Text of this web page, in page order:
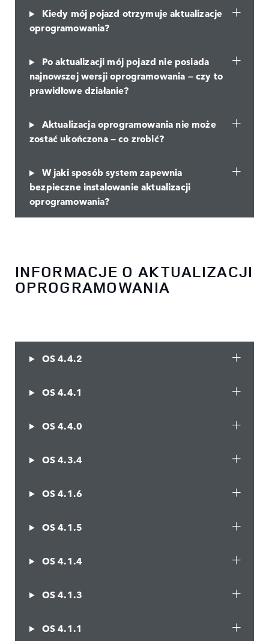
Kiedy mój pojazd otrzymuje aktualizacje
oprogramowania?
Po aktualizacji mój pojazd nie posiada
najnowszej wersji oprogramowania — czy to
prawidłowe działanie?
Aktualizacja oprogramowania nie może
zostać ukończona — co zrobić?
W jaki sposób system zapewnia
bezpieczne instalowanie aktualizacji
oprogramowania?
INFORMACJE O AKTUALIZACJI
OPROGRAMOWANIA
OS 4.4.2
OS 4.4.1
OS 4.4.0
OS 4.3.4
OS 4.1.6
OS 4.1.5
OS 4.1.4
OS 4.1.3
OS 4.1.1